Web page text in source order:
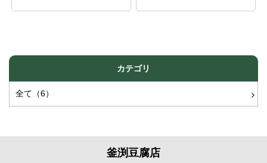
カテゴリ
全て（6）
釜渕豆腐店